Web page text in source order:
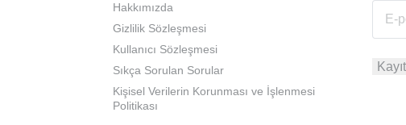
Hakkımızda
Gizlilik Sözleşmesi
Kullanıcı Sözleşmesi
Sıkça Sorulan Sorular
Kişisel Verilerin Korunması ve İşlenmesi
Politikası